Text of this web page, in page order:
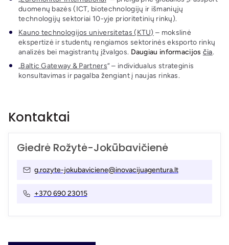
duomenų bazės (ICT, biotechnologijų ir išmaniųjų
technologijų sektoriai 10-yje prioritetinių rinkų).
Kauno technologijos universitetas (KTU) – mokslinė
ekspertizė ir studentų rengiamos sektorinės eksporto rinkų
analizės bei magistrantų įžvalgos. Daugiau informacijos čia.
„Baltic Gateway & Partners“ – individualus strateginis
konsultavimas ir pagalba žengiant į naujas rinkas.
Kontaktai
Giedrė Rožytė-Jokūbavičienė
g.rozyte-jokubaviciene@inovacijuagentura.lt
+370 690 23015